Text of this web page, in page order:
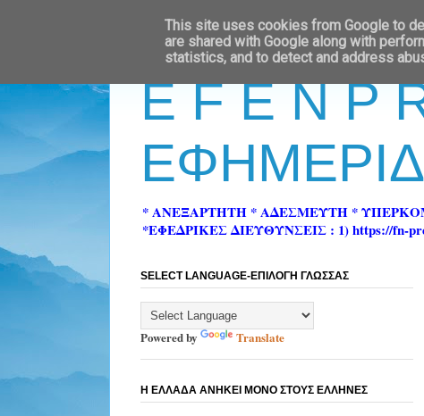
E F E N P
* ΑΝΕΞΑΡΤΗΤΗ * ΑΔΕΣΜΕΥΤΗ *
*ΕΦΕΔΡΙΚΕΣ ΔΙΕΥΘΥΝΣΕΙΣ : 1) https://fn-
SELECT LANGUAGE-ΕΠΙΛΟΓΗ ΓΛΩΣΣΑΣ
Powered by Translate
Η ΕΛΛΑΔΑ ΑΝΗΚΕΙ ΜΟΝΟ ΣΤΟΥΣ ΕΛΛΗΝΕΣ
This site uses cookies from Google to
are shared with Google along with
statistics, and to detect and address